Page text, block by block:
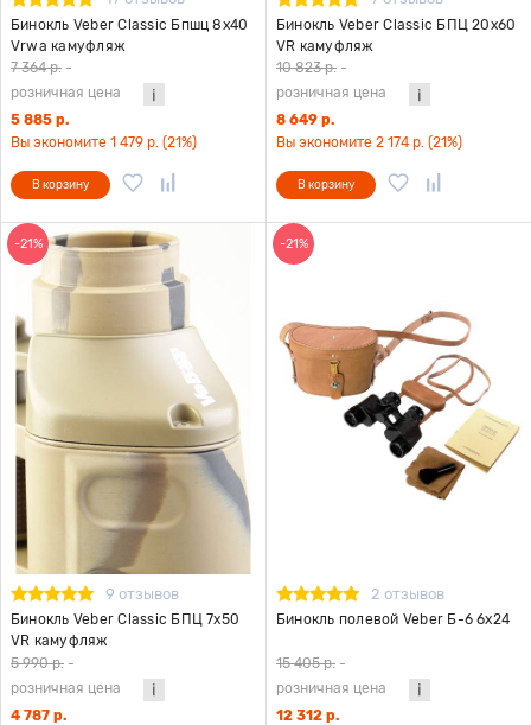
Бинокль Veber Classic Бпшц 8x40
Vrwa камуфляж
7 364 р. -
розничная цена
5 885 р.
Вы экономите 1 479 р. (21%)
В корзину
Бинокль Veber Classic БПЦ 20x60
VR камуфляж
10 823 р. -
розничная цена
8 649 р.
Вы экономите 2 174 р. (21%)
В корзину
-21%
9 отзывов
Бинокль Veber Classic БПЦ 7x50
VR камуфляж
5 990 р. -
розничная цена
4 787 р.
-21%
2 отзывов
Бинокль полевой Veber Б-6 6x24
15 405 р. -
розничная цена
12 312 р.